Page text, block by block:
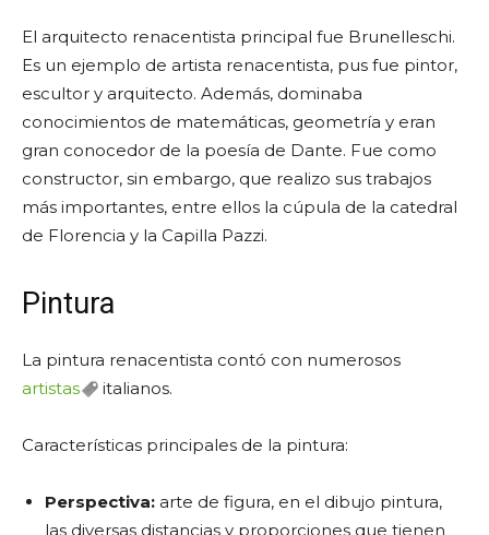
El arquitecto renacentista principal fue Brunelleschi.
Es un ejemplo de artista renacentista, pus fue pintor,
escultor y arquitecto. Además, dominaba
conocimientos de matemáticas, geometría y eran
gran conocedor de la poesía de Dante. Fue como
constructor, sin embargo, que realizo sus trabajos
más importantes, entre ellos la cúpula de la catedral
de Florencia y la Capilla Pazzi.
Pintura
La pintura renacentista contó con numerosos
artistas
italianos.
Características principales de la pintura:
Perspectiva: arte de figura, en el dibujo pintura,
las diversas distancias y proporciones que tienen